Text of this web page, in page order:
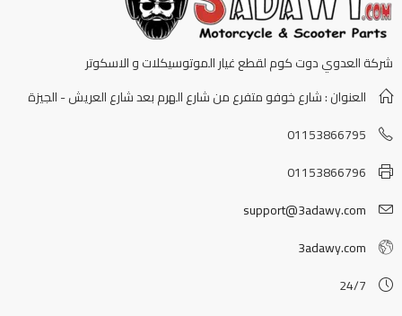
شركة العدوي دوت كوم لقطع غيار الموتوسيكلات و الاسكوتر
العنوان : شارع خوفو متفرع من شارع الهرم بعد شارع العريش - الجيزة
01153866795
01153866796
support@3adawy.com
3adawy.com
24/7